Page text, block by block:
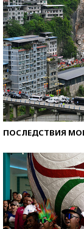
ПОСЛЕДСТВИЯ